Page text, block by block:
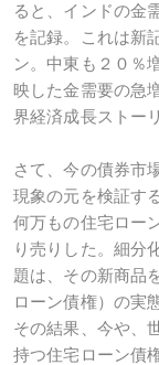
ると、インドの金
を記録。これは新
ン。中東も２０％
映した金需要の急
界経済成長ストー
さて、今の債券
現象の元を検証す
何万もの住宅ロー
り売りした。細分
題は、その新商品
ローン債権）の実
その結果、今や、
持つ住宅ローン債